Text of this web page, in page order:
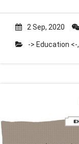
2 Sep, 2020
-> Education <-,